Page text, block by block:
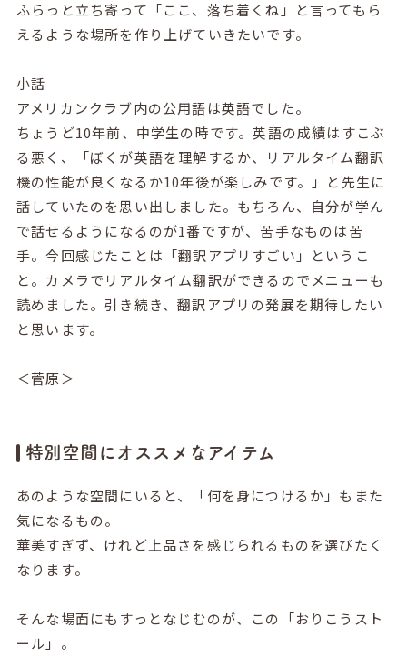
ふらっと立ち寄って「ここ、落ち着くね」と言ってもら
えるような場所を作り上げていきたいです。
小話
アメリカンクラブ内の公用語は英語でした。
ちょうど10年前、中学生の時です。英語の成績はすこぶ
る悪く、「ぼくが英語を理解するか、リアルタイム翻訳
機の性能が良くなるか10年後が楽しみです。」と先生に
話していたのを思い出しました。もちろん、自分が学ん
で話せるようになるのが1番ですが、苦手なものは苦
手。今回感じたことは「翻訳アプリすごい」というこ
と。カメラでリアルタイム翻訳ができるのでメニューも
読めました。引き続き、翻訳アプリの発展を期待したい
と思います。
＜菅原＞
特別空間にオススメなアイテム
あのような空間にいると、「何を身につけるか」もまた
気になるもの。
華美すぎず、けれど上品さを感じられるものを選びたく
なります。
そんな場面にもすっとなじむのが、この「おりこうスト
ール」。